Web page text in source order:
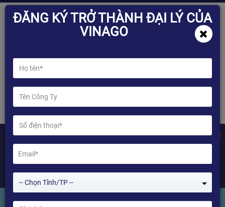
ĐĂNG KÝ TRỞ THÀNH ĐẠI LÝ CỦA
VINAGO
-- Chọn Tỉnh/TP --